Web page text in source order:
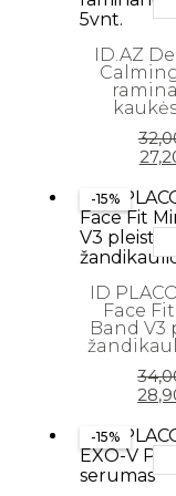
Birios -
Blakstienoms
Lūpoms
Lūpų pieštukai
Makiažo
Makiažo
Makiažo
Makiažo
Veido
Plaukų priežiūros
ID.AZ
-15%
ID
Face
Band V3
-15%